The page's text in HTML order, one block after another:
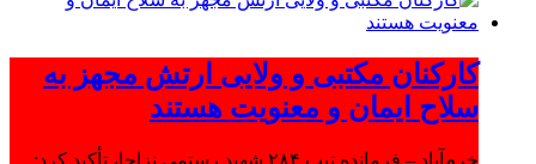
کارکنان مکتبی و ولایی ارتش مجهز به
سلاح ایمان و معنویت هستند
خرم‌آباد – فرمانده تیپ ۲۸۴ شهید رستمی نزاجا، تأکید کرد: